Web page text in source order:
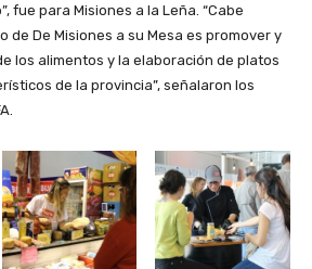
fue para Misiones a la Leña. “Cabe
de De Misiones a su Mesa es promover y
los alimentos y la elaboración de platos
de la provincia”, señalaron los